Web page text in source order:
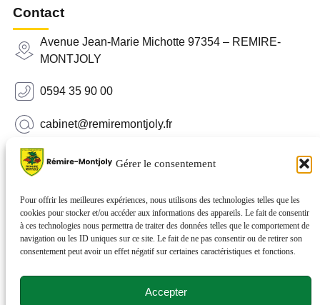
Gérer le consentement
Pour offrir les meilleures expériences, nous utilisons des technologies telles que les
cookies pour stocker et/ou accéder aux informations des appareils. Le fait de consentir
à ces technologies nous permettra de traiter des données telles que le comportement de
navigation ou les ID uniques sur ce site. Le fait de ne pas consentir ou de retirer son
consentement peut avoir un effet négatif sur certaines caractéristiques et fonctions.
Accepter
Contact
Avenue Jean-Marie Michotte 97354 – REMIRE-
MONTJOLY
0594 35 90 00
cabinet@remiremontjoly.fr
Newsletter
nouvelles de votre commune.